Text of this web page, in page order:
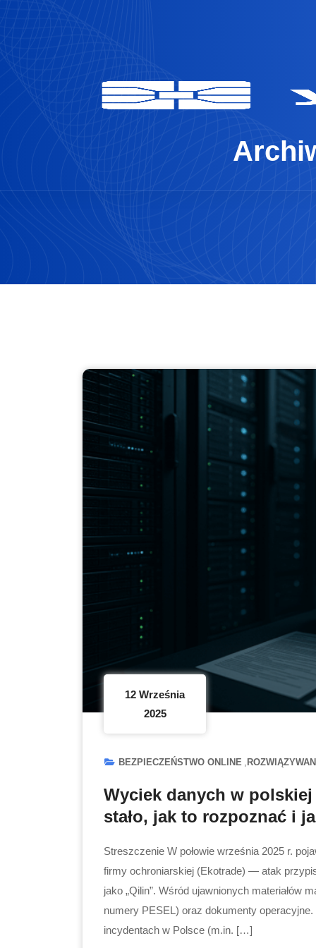
12 Września
2025
BEZPIECZEŃSTWO ONLINE
Wyciek danych w
stało, jak to rozpoznać i
Streszczenie W połowie września 2025 r.
firmy ochroniarskiej (Ekotrade) — atak
jako „Qilin”. Wśród ujawnionych materiałów
numery PESEL) oraz dokumenty
incydentach w Polsce (m.in. […]